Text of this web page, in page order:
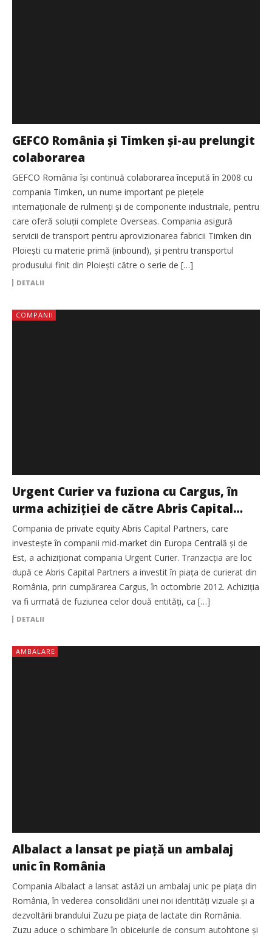
GEFCO România și Timken și-au prelungit
colaborarea
GEFCO România îşi continuă colaborarea începută în 2008 cu
compania Timken, un nume important pe pieţele
internaţionale de rulmenţi şi de componente industriale, pentru
care oferă soluţii complete Overseas. Compania asigură
servicii de transport pentru aprovizionarea fabricii Timken din
Ploieşti cu materie primă (inbound), şi pentru transportul
produsului finit din Ploieşti către o serie de […]
DETALII
COMPANII
Urgent Curier va fuziona cu Cargus, în
urma achiziției de către Abris Capital
Partners
Compania de private equity Abris Capital Partners, care
investește în companii mid-market din Europa Centrală și de
Est, a achiziționat compania Urgent Curier. Tranzacția are loc
după ce Abris Capital Partners a investit în piața de curierat din
România, prin cumpărarea Cargus, în octombrie 2012. Achiziția
va fi urmată de fuziunea celor două entități, ca […]
DETALII
AMBALARE
Albalact a lansat pe piață un ambalaj
unic în România
Compania Albalact a lansat astăzi un ambalaj unic pe piața din
România, în vederea consolidării unei noi identități vizuale și a
dezvoltării brandului Zuzu pe piața de lactate din România.
Zuzu aduce o schimbare în obiceiurile de consum autohtone și